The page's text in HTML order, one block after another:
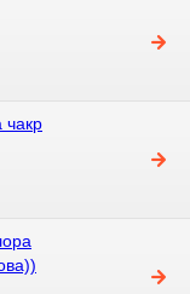
чакр